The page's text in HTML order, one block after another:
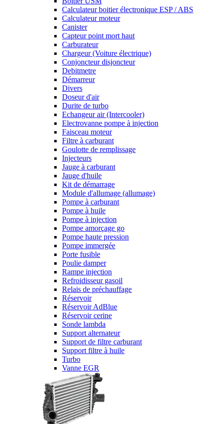
Calculateur boitier électronique ESP / ABS
Calculateur moteur
Canister
Capteur point mort haut
Carburateur
Chargeur (Voiture électrique)
Conjoncteur disjoncteur
Debitmetre
Démarreur
Divers
Doseur d'air
Durite de turbo
Echangeur air (Intercooler)
Electrovanne pompe à injection
Faisceau moteur
Filtre à carburant
Goulotte de remplissage
Injecteurs
Jauge à carburant
Jauge d'huile
Kit de démarrage
Module d'allumage (allumage)
Pompe à carburant
Pompe à huile
Pompe à injection
Pompe amorçage go
Pompe haute pression
Pompe immergée
Porte fusible
Poulie damper
Rampe injection
Refroidisseur gasoil
Relais de préchauffage
Réservoir
Réservoir AdBlue
Réservoir cerine
Sonde lambda
Support alternateur
Support de filtre carburant
Support filtre à huile
Turbo
Vanne EGR